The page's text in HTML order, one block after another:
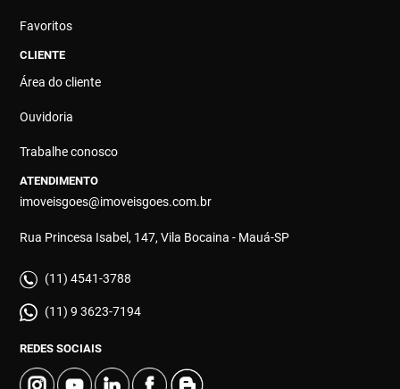
Favoritos
CLIENTE
Área do cliente
Ouvidoria
Trabalhe conosco
ATENDIMENTO
imoveisgoes@imoveisgoes.com.br
Rua Princesa Isabel, 147, Vila Bocaina - Mauá-SP
(11) 4541-3788
(11) 9 3623-7194
REDES SOCIAIS